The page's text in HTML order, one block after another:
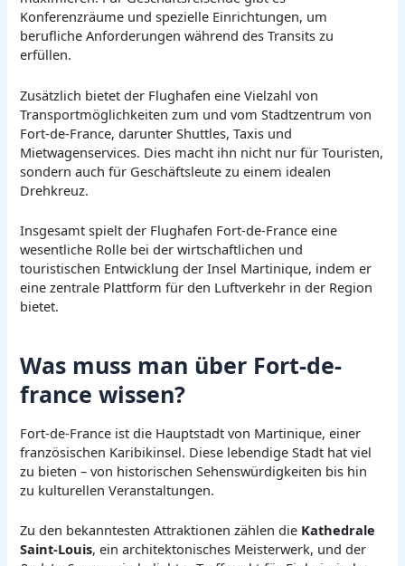
Konferenzräume und spezielle Einrichtungen, um
berufliche Anforderungen während des Transits zu
erfüllen.
Zusätzlich bietet der Flughafen eine Vielzahl von
Transportmöglichkeiten zum und vom Stadtzentrum von
Fort-de-France, darunter Shuttles, Taxis und
Mietwagenservices. Dies macht ihn nicht nur für Touristen,
sondern auch für Geschäftsleute zu einem idealen
Drehkreuz.
Insgesamt spielt der Flughafen Fort-de-France eine
wesentliche Rolle bei der wirtschaftlichen und
touristischen Entwicklung der Insel Martinique, indem er
eine zentrale Plattform für den Luftverkehr in der Region
bietet.
Was muss man über Fort-de-
france wissen?
Fort-de-France ist die Hauptstadt von Martinique, einer
französischen Karibikinsel. Diese lebendige Stadt hat viel
zu bieten – von historischen Sehenswürdigkeiten bis hin
zu kulturellen Veranstaltungen.
Zu den bekanntesten Attraktionen zählen die Kathedrale
Saint-Louis, ein architektonisches Meisterwerk, und der